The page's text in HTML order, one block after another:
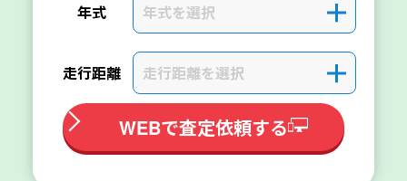
年式 年式を選択 ＋
走行距離 走行距離を選択 ＋
WEBで査定依頼する